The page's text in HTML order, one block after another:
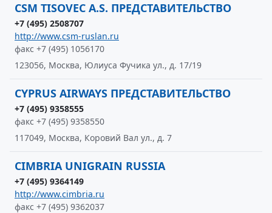
CSM TISOVEC A.S. ПРЕДСТАВИТЕЛЬСТВО
+7 (495) 2508707
http://www.csm-ruslan.ru
факс +7 (495) 1056170
123056, Москва, Юлиуса Фучика ул., д. 17/19
CYPRUS AIRWAYS ПРЕДСТАВИТЕЛЬСТВО
+7 (495) 9358555
факс +7 (495) 9358550
117049, Москва, Коровий Вал ул., д. 7
CIMBRIA UNIGRAIN RUSSIA
+7 (495) 9364149
http://www.cimbria.ru
факс +7 (495) 9362037